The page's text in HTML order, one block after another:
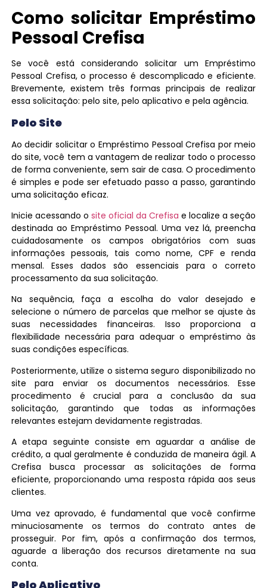
Como solicitar Empréstimo
Pessoal Crefisa
Se você está considerando solicitar um Empréstimo
Pessoal Crefisa, o processo é descomplicado e eficiente.
Brevemente, existem três formas principais de realizar
essa solicitação: pelo site, pelo aplicativo e pela agência.
Pelo Site
Ao decidir solicitar o Empréstimo Pessoal Crefisa por meio
do site, você tem a vantagem de realizar todo o processo
de forma conveniente, sem sair de casa. O procedimento
é simples e pode ser efetuado passo a passo, garantindo
uma solicitação eficaz.
Inicie acessando o site oficial da Crefisa e localize a seção
destinada ao Empréstimo Pessoal. Uma vez lá, preencha
cuidadosamente os campos obrigatórios com suas
informações pessoais, tais como nome, CPF e renda
mensal. Esses dados são essenciais para o correto
processamento da sua solicitação.
Na sequência, faça a escolha do valor desejado e
selecione o número de parcelas que melhor se ajuste às
suas necessidades financeiras. Isso proporciona a
flexibilidade necessária para adequar o empréstimo às
suas condições específicas.
Posteriormente, utilize o sistema seguro disponibilizado no
site para enviar os documentos necessários. Esse
procedimento é crucial para a conclusão da sua
solicitação, garantindo que todas as informações
relevantes estejam devidamente registradas.
A etapa seguinte consiste em aguardar a análise de
crédito, a qual geralmente é conduzida de maneira ágil. A
Crefisa busca processar as solicitações de forma
eficiente, proporcionando uma resposta rápida aos seus
clientes.
Uma vez aprovado, é fundamental que você confirme
minuciosamente os termos do contrato antes de
prosseguir. Por fim, após a confirmação dos termos,
aguarde a liberação dos recursos diretamente na sua
conta.
Pelo Aplicativo